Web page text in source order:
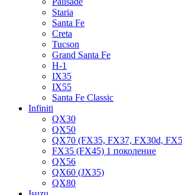
Staria
Santa Fe
Creta
Tucson
Grand Santa Fe
H-1
IX35
IX55
Santa Fe Classic
Infiniti
QX30
QX50
QX70 (FX35, FX37, FX30d,
FX35 (FX45) 1 поколение
QX56
QX60 (JX35)
QX80